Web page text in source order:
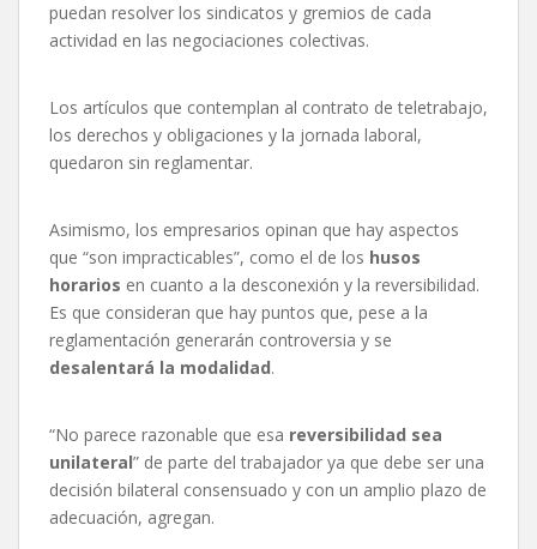
puedan resolver los sindicatos y gremios de cada
actividad en las negociaciones colectivas.
Los artículos que contemplan al contrato de teletrabajo,
los derechos y obligaciones y la jornada laboral,
quedaron sin reglamentar.
Asimismo, los empresarios opinan que hay aspectos
que “son impracticables”, como el de los husos
horarios en cuanto a la desconexión y la reversibilidad.
Es que consideran que hay puntos que, pese a la
reglamentación generarán controversia y se
desalentará la modalidad.
“No parece razonable que esa reversibilidad sea
unilateral” de parte del trabajador ya que debe ser una
decisión bilateral consensuado y con un amplio plazo de
adecuación, agregan.